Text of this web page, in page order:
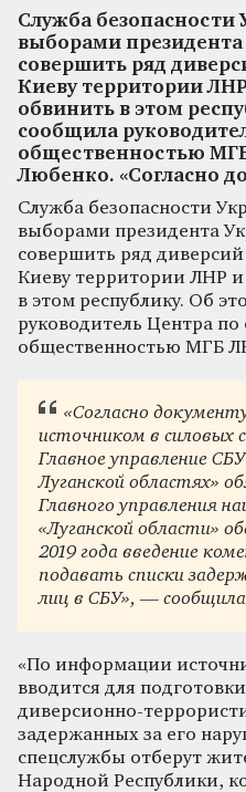
Служба
выборами
совершить ряд
Киеву территории
обвинить в этом
сообщила
общественностью
Любенко. «Согласно
Служба безопасности
выборами президента
совершить ряд
Киеву территории ЛНР
в этом республику. Об
руководитель Центра по
общественностью МГБ
«Согласно
источником в силовых
Главное управление
Луганской областях»
Главного управления
«Луганской области»
2019 года введение
подавать списки
лиц в СБУ», — сообщила
«По информации
вводится для
диверсионно-
задержанных за его
спецслужбы отберут
Народной Республики,